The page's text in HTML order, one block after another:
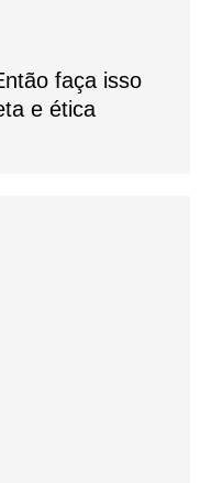
faça isso
e ética